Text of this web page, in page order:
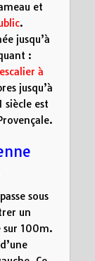
et
.
jusqu’à
:
à
jusqu’à
siècle est
sous
un
sur 100m.